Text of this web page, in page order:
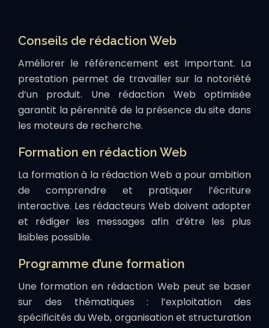
Conseils de rédaction Web
Améliorer le référencement est important. La
prestation permet de travailler sur la notoriété
d’un produit. Une rédaction Web optimisée
garantit la pérennité de la présence du site dans
les moteurs de recherche.
Formation en rédaction Web
La formation à la rédaction Web a pour ambition
de comprendre et pratiquer l’écriture
interactive. Les rédacteurs Web doivent adopter
et rédiger les messages afin d’être les plus
lisibles possible.
Programme d’une formation
Une formation en rédaction Web peut se baser
sur des thématiques : l’exploitation des
spécificités du Web, organisation et structuration